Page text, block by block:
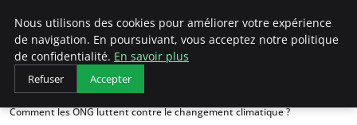
Arcticclimateemergency
Accueil
Changement climatique
Comment les ONG luttent contre le changement climatique ?
Nous utilisons des cookies pour améliorer votre expérience
de navigation. En poursuivant, vous acceptez notre politique
de confidentialité. En savoir plus
Refuser Accepter